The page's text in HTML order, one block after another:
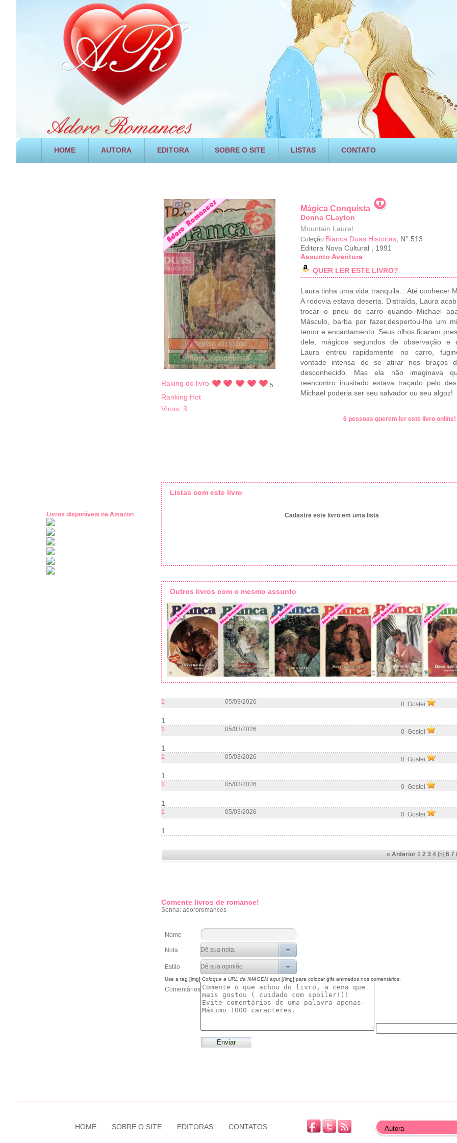
HOME AUTORA EDITORA SOBRE O SITE LISTAS CONTATO
Livros disponíveis na Amazon
Raking do livro 5
Ranking Hot
Votos: 3
Mágica Conquista
Donna CLayton
Mountain Laurel
Coleção Bianca Duas Historias , N° 513
Editora Nova Cultural
1991
Assunto Aventura
QUER LER ESTE LIVRO?
Laura tinha uma vida tranquila... Até conhecer
A rodovia estava deserta. Distraída, Laura
trocar o pneu do carro quando Michael
Másculo, barba por fazer,despertou-lhe um
temor e encantamento. Seus olhos ficaram
dele, mágicos segundos de observação e
Laura entrou rapidamente no carro,
vontade intensa de se atirar nos braços
desconhecido. Mas ela não imaginava
reencontro inusitado estava traçado pelo
Michael poderia ser seu salvador ou seu algoz!
6 pessoas querem ler este livro online!
Listas com este livro
Cadastre este livro em uma lista
Outros livros com o mesmo assunto
1 05/03/2026 0 Gostei
1
1 05/03/2026 0 Gostei
1
1 05/03/2026 0 Gostei
1
1 05/03/2026 0 Gostei
1
1 05/03/2026 0 Gostei
1
« Anterior 1 2 3 4 [5] 6 7
Comente livros de romance!
Senha: adororomances
Nome
Nota
Estilo
Use a tag [img] Coloque a URL da IMAGEM aqui[/img] para colocar gifs animados nos comentários.
Comentários
HOME SOBRE O SITE EDITORAS CONTATOS